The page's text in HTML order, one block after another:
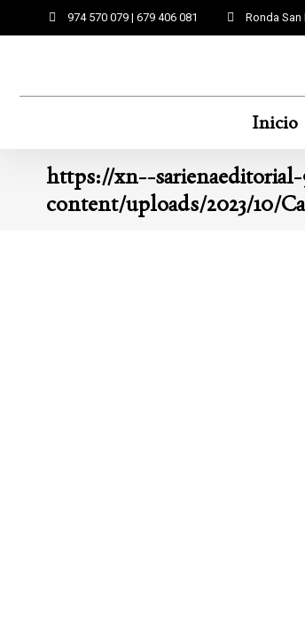
974 570 079 | 679 406 081 Ronda San
Inicio
https://xn--
content/uploads/2023/10/